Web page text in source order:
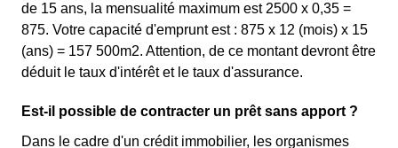
de 15 ans, la mensualité maximum est 2500 x 0,35 =
875. Votre capacité d'emprunt est : 875 x 12 (mois) x 15
(ans) = 157 500m2. Attention, de ce montant devront être
déduit le taux d'intérêt et le taux d'assurance.
Est-il possible de contracter un prêt sans apport ?
Dans le cadre d'un crédit immobilier, les organismes